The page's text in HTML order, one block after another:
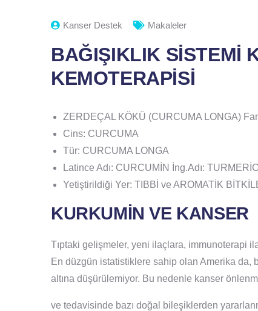
Kanser Destek Makaleler
BAĞIŞIKLIK SİSTEMİ
KEMOTERAPİSİ
ZERDEÇAL KÖKÜ (CURCUMA LONGA)
Cins: CURCUMA
Tür: CURCUMA LONGA
Latince Adı: CURCUMİN İng.Adı: TURMERİC
Yetiştirildiği Yer: TIBBİ ve AROMATİK
KURKUMİN VE KANSER
Tıptaki gelişmeler, yeni ilaçlara, immunoterapi
En düzgün istatistiklere sahip olan Amerika da,
altına düşürülemiyor. Bu nedenle kanser
ve tedavisinde bazı doğal bileşiklerden